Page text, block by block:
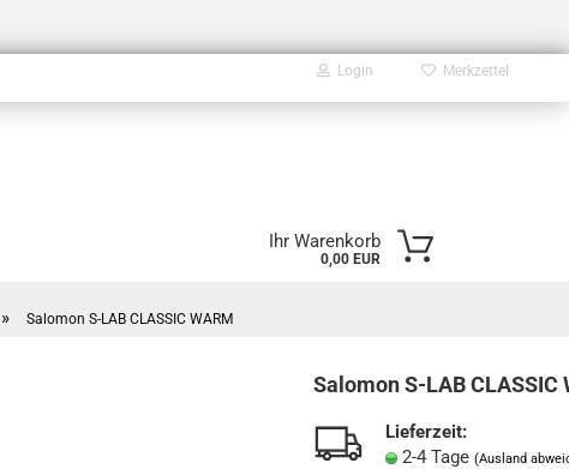
Login Merkzettel
Ihr Warenkorb
0,00 EUR
» Salomon S-LAB CLASSIC WARM
Salomon S-LAB CLASSIC
Lieferzeit:
2-4 Tage (Ausland